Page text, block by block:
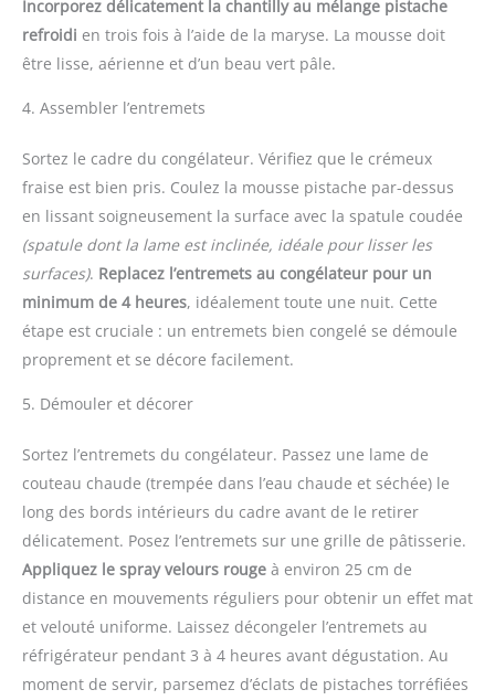
Incorporez délicatement la chantilly au mélange pistache
refroidi en trois fois à l’aide de la maryse. La mousse doit
être lisse, aérienne et d’un beau vert pâle.
4. Assembler l’entremets
Sortez le cadre du congélateur. Vérifiez que le crémeux
fraise est bien pris. Coulez la mousse pistache par-dessus
en lissant soigneusement la surface avec la spatule coudée
(spatule dont la lame est inclinée, idéale pour lisser les
surfaces). Replacez l’entremets au congélateur pour un
minimum de 4 heures, idéalement toute une nuit. Cette
étape est cruciale : un entremets bien congelé se démoule
proprement et se décore facilement.
5. Démouler et décorer
Sortez l’entremets du congélateur. Passez une lame de
couteau chaude (trempée dans l’eau chaude et séchée) le
long des bords intérieurs du cadre avant de le retirer
délicatement. Posez l’entremets sur une grille de pâtisserie.
Appliquez le spray velours rouge à environ 25 cm de
distance en mouvements réguliers pour obtenir un effet mat
et velouté uniforme. Laissez décongeler l’entremets au
réfrigérateur pendant 3 à 4 heures avant dégustation. Au
moment de servir, parsemez d’éclats de pistaches torréfiées